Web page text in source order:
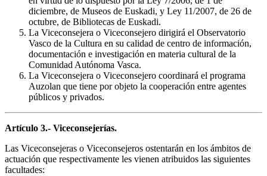
diciembre, de Museos de Euskadi, y Ley 11/2007, de 26 de
octubre, de Bibliotecas de Euskadi.
La Viceconsejera o Viceconsejero dirigirá el Observatorio
Vasco de la Cultura en su calidad de centro de información,
documentación e investigación en materia cultural de la
Comunidad Autónoma Vasca.
La Viceconsejera o Viceconsejero coordinará el programa
Auzolan que tiene por objeto la cooperación entre agentes
públicos y privados.
Artículo 3.- Viceconsejerías.
Las Viceconsejeras o Viceconsejeros ostentarán en los ámbitos de
actuación que respectivamente les vienen atribuidos las siguientes
facultades: